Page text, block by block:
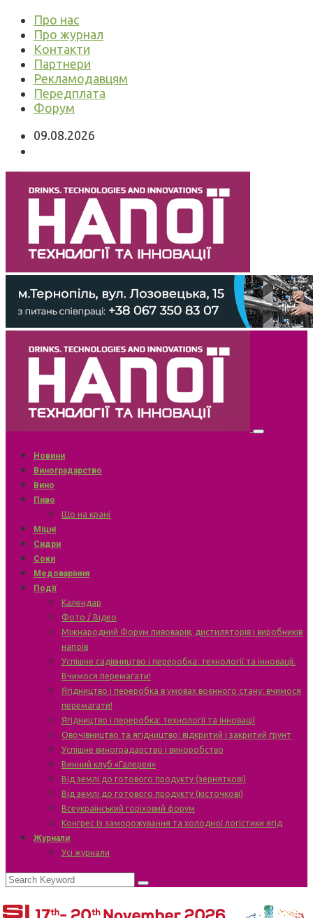
Про нас
Про журнал
Контакти
Партнери
Рекламодавцям
Передплата
Форум
09.08.2026
Новини
Виноградарство
Вино
Пиво
Що на крані
Міцні
Сидри
Соки
Медоваріння
Події
Календар
Фото / Відео
Міжнародний Форум пивоварів, дистиляторів і виробників
напоїв
Успішне садівництво і переробка: технології та інновації.
Вчимося перемагати!
Ягідництво і переробка в умовах воєнного стану: вчимося
перемагати!
Ягідництво і переробка: технології та інновації
Овочівництво та ягідництво: відкритий і закритий ґрунт
Успішне виноградарство і виноробство
Винний клуб «Галерея»
Від землі до готового продукту (зерняткові)
Від землі до готового продукту (кісточкові)
Всеукраїнський горіховий форум
Конгрес із заморожування та холодної логістики ягід
Журнали
Усі журнали